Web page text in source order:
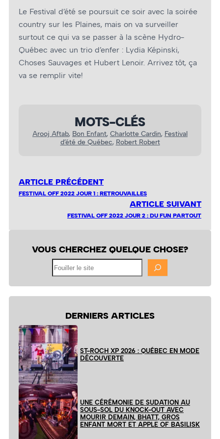
Le Festival d’été se poursuit ce soir avec la soirée
country sur les Plaines, mais on va surveiller
surtout ce qui va se passer à la scène Hydro-
Québec avec un trio d’enfer : Lydia Képinski,
Choses Sauvages et Hubert Lenoir. Arrivez tôt, ça
va se remplir vite!
MOTS-CLÉS
Arooj Aftab, Bon Enfant, Charlotte Cardin, Festival
d’été de Québec, Robert Robert
ARTICLE PRÉCÉDENT
FESTIVAL OFF 2022 JOUR 1 : RETROUVAILLES
ARTICLE SUIVANT
FESTIVAL OFF 2022 JOUR 2 : DU FUN PARTOUT
VOUS CHERCHEZ QUELQUE CHOSE?
DERNIERS ARTICLES
ST-ROCH XP 2026 : QUÉBEC EN MODE
DÉCOUVERTE
UNE CÉRÉMONIE DE SUDATION AU
SOUS-SOL DU KNOCK-OUT AVEC
MOURIR DEMAIN, BHATT, GROS
ENFANT MORT ET APPLE OF BASILISK